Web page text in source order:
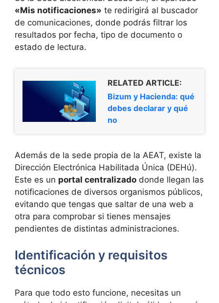
«Mis notificaciones» te redirigirá al buscador
de comunicaciones, donde podrás filtrar los
resultados por fecha, tipo de documento o
estado de lectura.
RELATED ARTICLE:
Bizum y Hacienda: qué
debes declarar y qué
no
Además de la sede propia de la AEAT, existe la
Dirección Electrónica Habilitada Única (DEHú).
Este es un portal centralizado donde llegan las
notificaciones de diversos organismos públicos,
evitando que tengas que saltar de una web a
otra para comprobar si tienes mensajes
pendientes de distintas administraciones.
Identificación y requisitos
técnicos
Para que todo esto funcione, necesitas un